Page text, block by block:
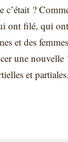
c’était ?
ont filé, qui
et des
une
et